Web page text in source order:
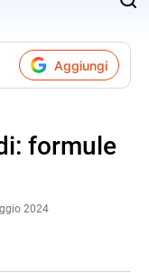
Aggiungi
formule
2024